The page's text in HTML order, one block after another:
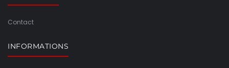
Contact
INFORMATIONS